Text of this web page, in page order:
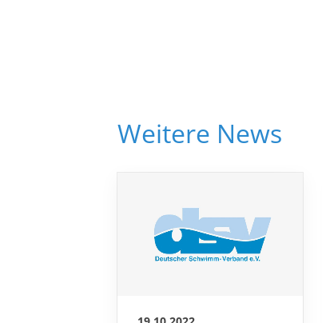
Weitere News